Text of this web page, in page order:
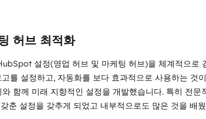
허브 최적화
설정(영업 허브 및 마케팅 허브)을 체계적으로
를 설정하고, 자동화를 보다 효과적으로 사용하는 것
함께 미래 지향적인 설정을 개발했습니다. 특히 전
춘 설정을 갖추게 되었고 내부적으로도 많은 것을 배